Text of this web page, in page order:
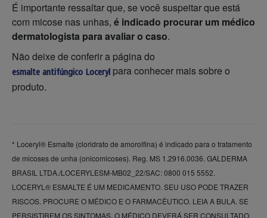
É importante ressaltar que, se você suspeitar que está
com micose nas unhas, é indicado procurar um médico
dermatologista para avaliar o caso.
Não deixe de conferir a página do
esmalte antifúngico Loceryl para conhecer mais sobre o
produto.
* Loceryl®️ Esmalte (cloridrato de amorolfina) é indicado para o tratamento
de micoses de unha (onicomicoses). Reg. MS 1.2916.0036. GALDERMA
BRASIL LTDA./LOCERYLESM-MB02_22/SAC: 0800 015 5552.
LOCERYL®️ ESMALTE É UM MEDICAMENTO. SEU USO PODE TRAZER
RISCOS. PROCURE O MÉDICO E O FARMACÊUTICO. LEIA A BULA. SE
PERSISTIREM OS SINTOMAS, O MÉDICO DEVERÁ SER CONSULTADO.